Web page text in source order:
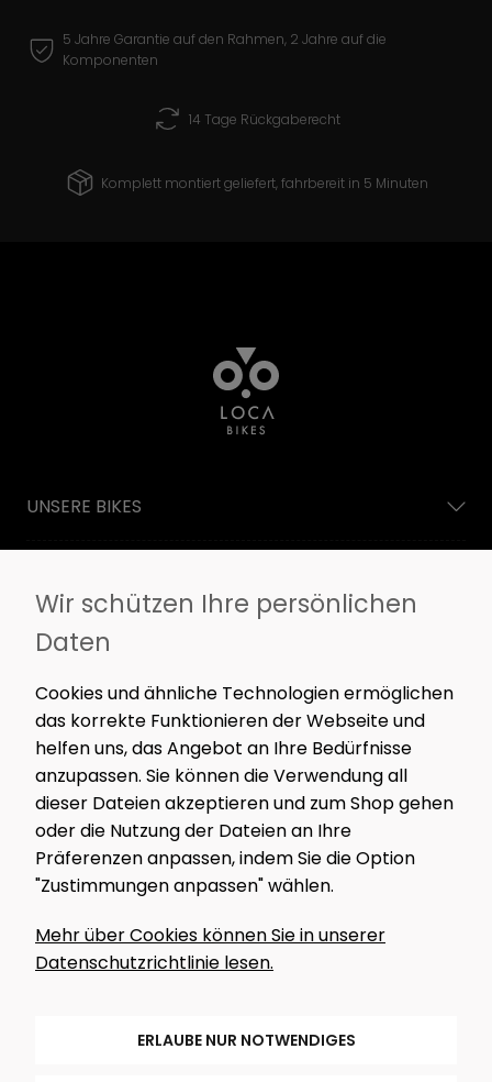
5 Jahre Garantie auf den Rahmen, 2 Jahre auf die
Komponenten
14 Tage Rückgaberecht
Komplett montiert geliefert, fahrbereit in 5 Minuten
UNSERE BIKES
NEWSLETTER
Nur das Wesentliche. Kein Spam – nur spannende
Inhalte, Werkstatt-News und exklusive Angebote.
MELDE MICH AN!
Wir schützen Ihre persönlichen
Daten
Cookies und ähnliche Technologien ermöglichen
das korrekte Funktionieren der Webseite und
helfen uns, das Angebot an Ihre Bedürfnisse
anzupassen. Sie können die Verwendung all
dieser Dateien akzeptieren und zum Shop gehen
oder die Nutzung der Dateien an Ihre
Präferenzen anpassen, indem Sie die Option
"Zustimmungen anpassen" wählen.
Mehr über Cookies können Sie in unserer
Datenschutzrichtlinie lesen.
ERLAUBE NUR NOTWENDIGES